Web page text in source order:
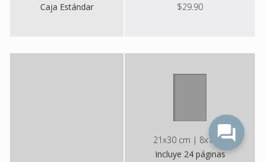
Caja Estándar $29.90
21x30 cm | 8x12 in
Incluye 24 páginas